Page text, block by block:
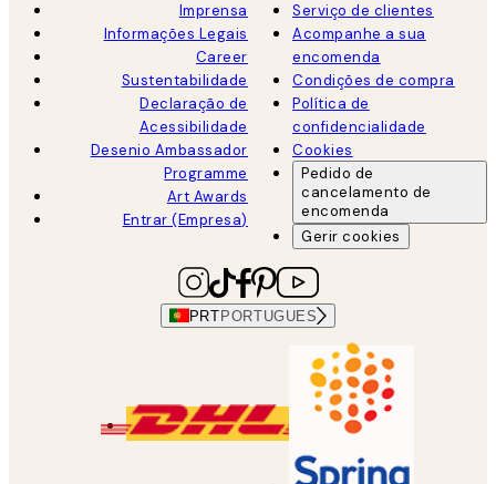
Imprensa
Informações Legais
Career
Sustentabilidade
Declaração de
Acessibilidade
Desenio Ambassador
Programme
Art Awards
Entrar (Empresa)
Serviço de clientes
Acompanhe a sua
encomenda
Condições de compra
Política de
confidencialidade
Cookies
Pedido de
cancelamento de
encomenda
Gerir cookies
PRTPORTUGUES